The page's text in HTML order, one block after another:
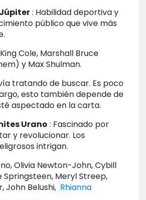
: Habilidad deportiva y
público que vive más
Cole, Marshall Bruce
y Max Shulman.
tratando de buscar. Es poco
esto también depende de
aspectado en la carta.
Urano : Fascinado por
y revolucionar. Los
intrigan.
Olivia Newton-John, Cybill
Springsteen, Meryl Streep,
John Belushi, Rhianna